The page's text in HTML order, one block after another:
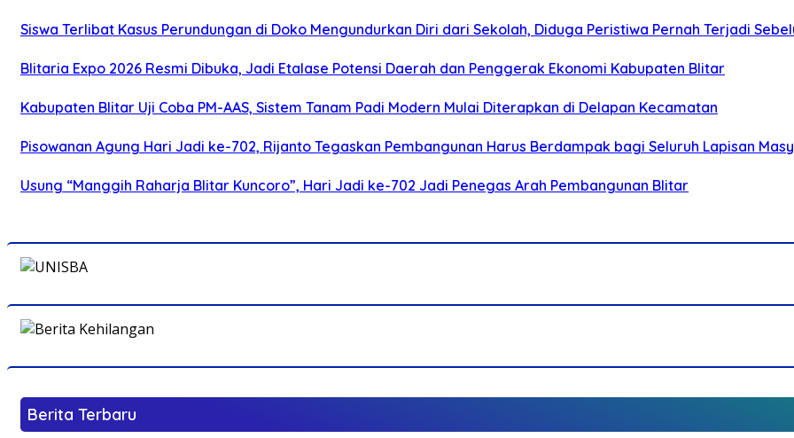
Siswa Terlibat Kasus Perundungan di Doko Mengundurkan Diri dari Sekolah, Diduga Peristiwa Pernah Terjadi
Blitaria Expo 2026 Resmi Dibuka, Jadi Etalase Potensi Daerah dan Penggerak Ekonomi Kabupaten Blitar
Kabupaten Blitar Uji Coba PM-AAS, Sistem Tanam Padi Modern Mulai Diterapkan di Delapan Kecamatan
Pisowanan Agung Hari Jadi ke-702, Rijanto Tegaskan Pembangunan Harus Berdampak bagi Seluruh Lapisan
Usung “Manggih Raharja Blitar Kuncoro”, Hari Jadi ke-702 Jadi Penegas Arah Pembangunan Blitar
Berita Terbaru